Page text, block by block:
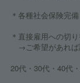
＊各種社会保険完備
＊直接雇用への切り
→ご希望があれば
20代・30代・40代